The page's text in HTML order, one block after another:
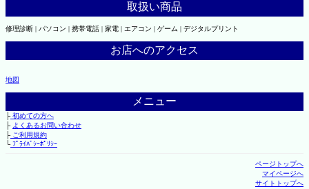
取扱い商品
修理診断 | パソコン | 携帯電話 | 家電 | エアコン | ゲーム | デジタルプリント
お店へのアクセス
地図
メニュー
├初めての方へ
├ よくあるお問い合わせ
├ご利用規約
└ﾌﾟﾗｲﾊﾞｼｰﾎﾟﾘｼｰ
ページトップへ
マイページへ
サイトトップへ